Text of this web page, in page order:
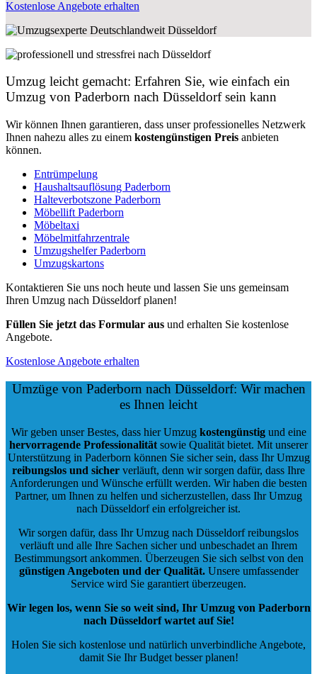
Kostenlose Angebote erhalten
Umzug leicht gemacht: Erfahren Sie, wie einfach ein
Umzug von Paderborn nach Düsseldorf sein kann
Wir können Ihnen garantieren, dass unser professionelles Netzwerk
Ihnen nahezu alles zu einem kostengünstigen Preis anbieten
können.
Entrümpelung
Haushaltsauflösung Paderborn
Halteverbotszone Paderborn
Möbellift Paderborn
Möbeltaxi
Möbelmitfahrzentrale
Umzugshelfer Paderborn
Umzugskartons
Kontaktieren Sie uns noch heute und lassen Sie uns gemeinsam
Ihren Umzug nach Düsseldorf planen!
Füllen Sie jetzt das Formular aus und erhalten Sie kostenlose
Angebote.
Kostenlose Angebote erhalten
Umzüge von Paderborn nach Düsseldorf: Wir machen
es Ihnen leicht
Wir geben unser Bestes, dass hier Umzug kostengünstigund eine
hervorragende Professionalität sowie Qualität bietet. Mit unserer
Unterstützung in Paderborn können Sie sicher sein, dass Ihr Umzug
reibungslos und sicher verläuft, denn wir sorgen dafür, dass Ihre
Anforderungen und Wünsche erfüllt werden. Wir haben die besten
Partner, um Ihnen zu helfen und sicherzustellen, dass Ihr Umzug
nach Düsseldorf ein erfolgreicher ist.
Wir sorgen dafür, dass Ihr Umzug nach Düsseldorf reibungslos
verläuft und alle Ihre Sachen sicher und unbeschadet an Ihrem
Bestimmungsort ankommen. Überzeugen Sie sich selbst von den
günstigen Angeboten und der Qualität.Unsere umfassender
Service wird Sie garantiert überzeugen.
Wir legen los, wenn Sie so weit sind, Ihr Umzug von Paderborn
nach Düsseldorf wartet auf Sie!
Holen Sie sich kostenlose und natürlich unverbindliche Angebote,
damit Sie Ihr Budget besser planen!